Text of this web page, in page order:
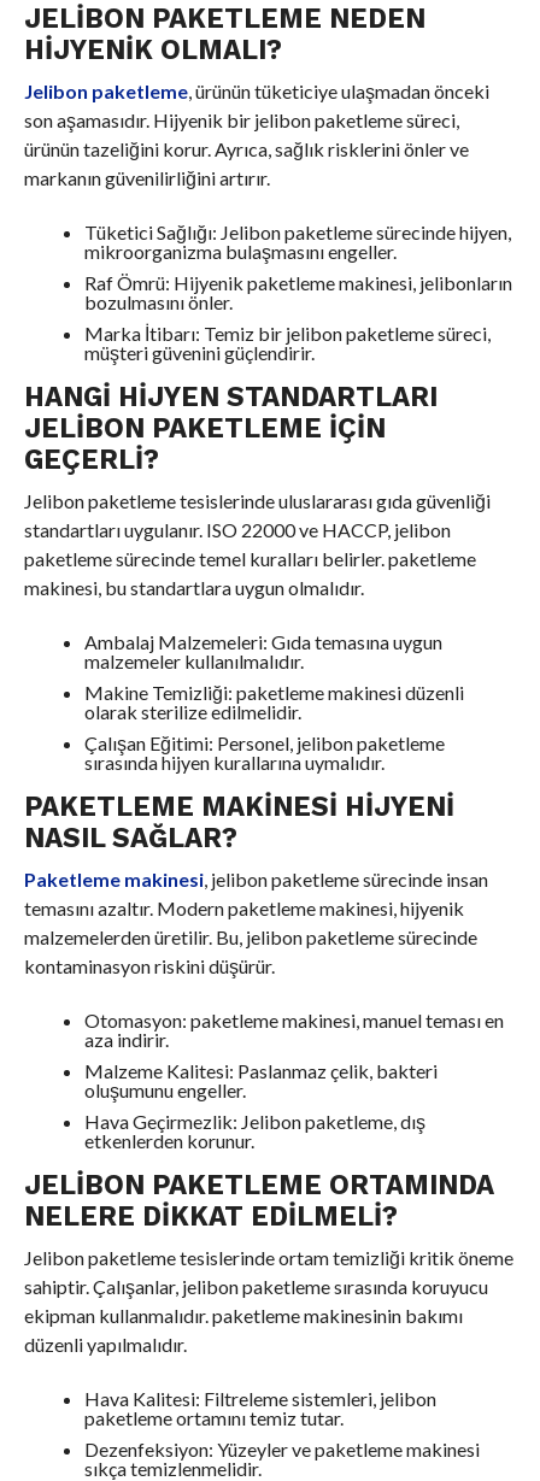
JELIBON PAKETLEME NEDEN
HIJYENIK OLMALI?
Jelibon paketleme, ürünün tüketiciye ulaşmadan önceki
son aşamasıdır. Hijyenik bir jelibon paketleme süreci,
ürünün tazeliğini korur. Ayrıca, sağlık risklerini önler ve
markanın güvenilirliğini artırır.
Tüketici Sağlığı: Jelibon paketleme sürecinde hijyen,
mikroorganizma bulaşmasını engeller.
Raf Ömrü: Hijyenik paketleme makinesi, jelibonların
bozulmasını önler.
Marka İtibarı: Temiz bir jelibon paketleme süreci,
müşteri güvenini güçlendirir.
HANGI HIJYEN STANDARTLARI
JELIBON PAKETLEME İÇIN
GEÇERLI?
Jelibon paketleme tesislerinde uluslararası gıda güvenliği
standartları uygulanır. ISO 22000 ve HACCP, jelibon
paketleme sürecinde temel kuralları belirler. paketleme
makinesi, bu standartlara uygun olmalıdır.
Ambalaj Malzemeleri: Gıda temasına uygun
malzemeler kullanılmalıdır.
Makine Temizliği: paketleme makinesi düzenli
olarak sterilize edilmelidir.
Çalışan Eğitimi: Personel, jelibon paketleme
sırasında hijyen kurallarına uymalıdır.
PAKETLEME MAKINESI HIJYENI
NASIL SAĞLAR?
Paketleme makinesi, jelibon paketleme sürecinde insan
temasını azaltır. Modern paketleme makinesi, hijyenik
malzemelerden üretilir. Bu, jelibon paketleme sürecinde
kontaminasyon riskini düşürür.
Otomasyon: paketleme makinesi, manuel teması en
aza indirir.
Malzeme Kalitesi: Paslanmaz çelik, bakteri
oluşumunu engeller.
Hava Geçirmezlik: Jelibon paketleme, dış
etkenlerden korunur.
JELIBON PAKETLEME ORTAMINDA
NELERE DIKKAT EDILMELI?
Jelibon paketleme tesislerinde ortam temizliği kritik öneme
sahiptir. Çalışanlar, jelibon paketleme sırasında koruyucu
ekipman kullanmalıdır. paketleme makinesinin bakımı
düzenli yapılmalıdır.
Hava Kalitesi: Filtreleme sistemleri, jelibon
paketleme ortamını temiz tutar.
Dezenfeksiyon: Yüzeyler ve paketleme makinesi
sıkça temizlenmelidir.